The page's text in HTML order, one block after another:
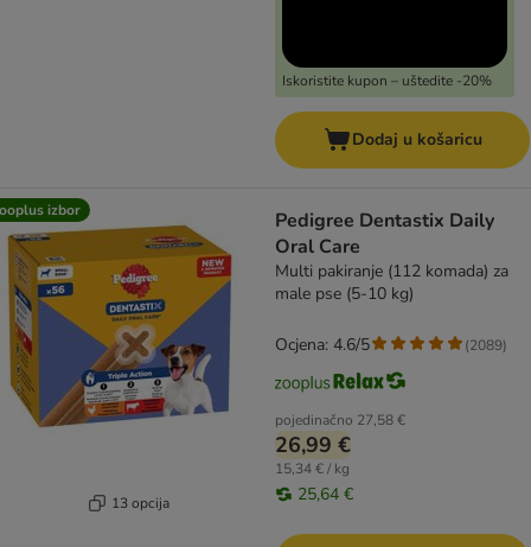
Iskoristite kupon – uštedite -20%
Dodaj u košaricu
izbor
13 opcija
Pedigree Dentastix Daily
Oral Care
Multi pakiranje (112 komada) za
male pse (5-10 kg)
pojedinačno 27,58 €
26,99 €
15,34 € / kg
25,64 €
Ocjena: 4.6/5 (2089)